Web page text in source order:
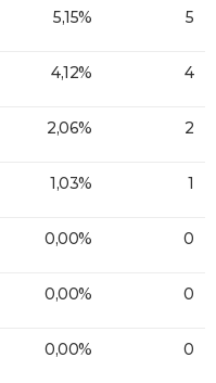
5,15% 5
4,12% 4
2,06% 2
1,03% 1
0,00% 0
0,00% 0
0,00% 0